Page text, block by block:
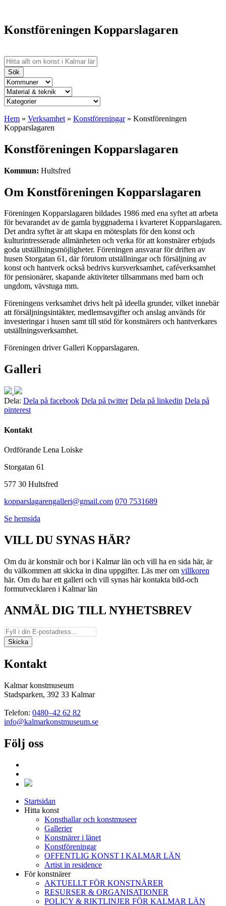
Konstföreningen Kopparslagaren
Sök
Hem » Verksamhet » Konstföreningar» Konstföreningen
Kopparslagaren
Konstföreningen Kopparslagaren
Kommun: Hultsfred
Om Konstföreningen Kopparslagaren
Föreningen Kopparslagaren bildades 1986 med ena syftet att arbeta
för bevarandet av de gamla byggnaderna i kvarteret Kopparslagaren.
Det andra syftet är att skapa en mötesplats för den konst och
kulturintresserade allmänheten och verka för att konstnärer erbjuds
goda utställningsmöjligheter. Föreningen ansvarar för driften av
husen Storgatan 61, där förutom utställningar och försäljning av
konst och hantverk också bedrivs kursverksamhet, caféverksamhet
för pensionärer, skapande aktiviteter tillsammans med barn och
ungdom, vävstuga mm.
Föreningens verksamhet drivs helt på ideella grunder, vilket innebär
att försäljningsintäkter, medlemsavgifter och anslag används för
investeringar i husen samt till stöd för konstnärers och hantverkares
utställningsverksamhet.
Föreningen driver Galleri Kopparslagaren.
Galleri
Dela: Dela på facebook Dela på twitter Dela på linkedin Dela på
pinterest
Kontakt
Ordförande Lena Loiske
Storgatan 61
577 30 Hultsfred
kopparslagarengalleri@gmail.com 070 7531689
Se hemsida
VILL DU SYNAS HÄR?
Om du är konstnär och bor i Kalmar län och vill ha en sida här, är
du välkommen att skicka in dina uppgifter. Läs mer om villkoren
här. Om du har ett galleri och vill synas här kontakta bild-och
formutvecklaren i Kalmar län
ANMÄL DIG TILL NYHETSBREV
Kontakt
Kalmar konstmuseum
Stadsparken, 392 33 Kalmar
Telefon: 0480–42 62 82
info@kalmarkonstmuseum.se
Följ oss
Startsidan
Hitta konst
Konsthallar och konstmuseer
Gallerier
Konstnärer i länet
Konstföreningar
OFFENTLIG KONST I KALMAR LÄN
Artist in residence
För konstnärer
AKTUELLT FÖR KONSTNÄRER
RESURSER & ORGANISATIONER
POLICY & RIKTLINJER FÖR KALMAR LÄN